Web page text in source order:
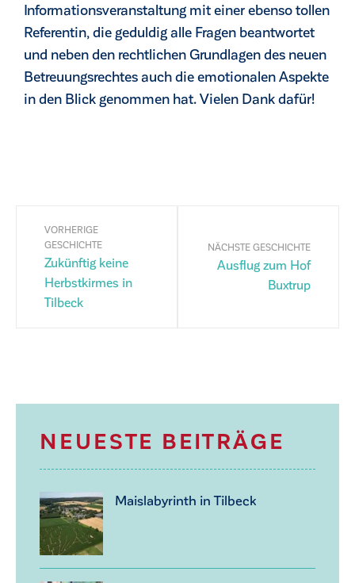
Informationsveranstaltung mit einer ebenso tollen
Referentin, die geduldig alle Fragen beantwortet
und neben den rechtlichen Grundlagen des neuen
Betreuungsrechtes auch die emotionalen Aspekte
in den Blick genommen hat. Vielen Dank dafür!
VORHERIGE
GESCHICHTE
Zukünftig keine
Herbstkirmes in
Tilbeck
NÄCHSTE GESCHICHTE
Ausflug zum Hof
Buxtrup
NEUESTE BEITRÄGE
Maislabyrinth in Tilbeck